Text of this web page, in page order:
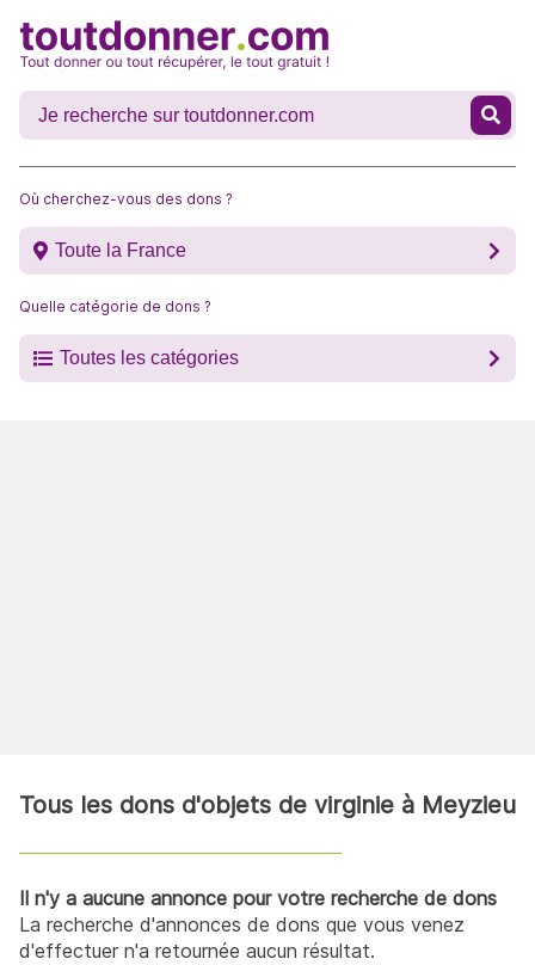
Où cherchez-vous des dons ?
Toute la France
Quelle catégorie de dons ?
Toutes les catégories
Tous les dons d'objets de virginie à Meyzieu
Il n'y a aucune annonce pour votre recherche de dons
La recherche d'annonces de dons que vous venez
d'effectuer n'a retournée aucun résultat.